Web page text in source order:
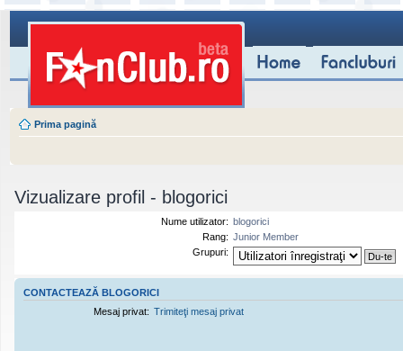
Prima pagină
Vizualizare profil - blogorici
Nume utilizator: blogorici
Rang: Junior Member
Grupuri:
CONTACTEAZĂ BLOGORICI
Mesaj privat: Trimiteţi mesaj privat